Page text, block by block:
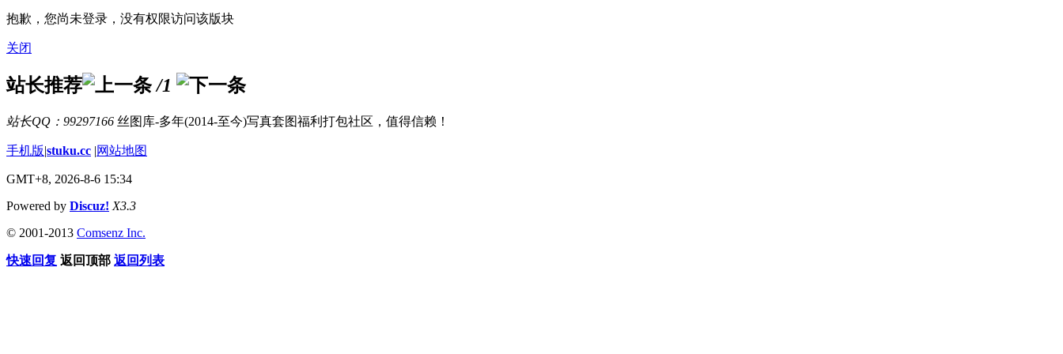
抱歉，您尚未登录，没有权限访问该版块
关闭
站长推荐 /1
站长QQ：99297166 丝图库-多年(2014-至今)写真套图福利打包社区，值得信赖！
手机版|stuku.cc |网站地图
GMT+8, 2026-8-6 15:34
Powered by Discuz! X3.3
© 2001-2013 Comsenz Inc.
快速回复 返回顶部 返回列表